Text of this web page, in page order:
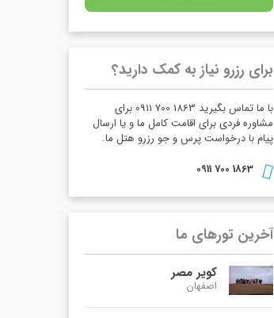
برای رزرو نیاز به کمک دارید؟
با ما تماس بگیرید 1863 700 0911 برای
مشاوره فردی برای اقامت کامل ما و یا ارسال
پیام با درخواست پرس و جو رزرو هتل ما.
1863 700 0911
آخرین تورهای ما
کویر مصر
اصفهان